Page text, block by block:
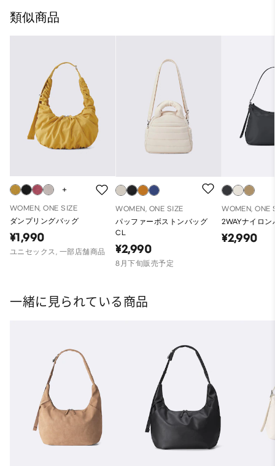
類似商品
WOMEN, ONE SIZE
ダンプリングバッグ
¥1,990
ユニセックス, 一部店舗商品
WOMEN, ONE SIZE
パッファーボストンバッグ
CL
¥2,990
8月下旬販売予定
WOMEN, ONE
2WAYナイロン
¥2,990
一緒に見られている商品